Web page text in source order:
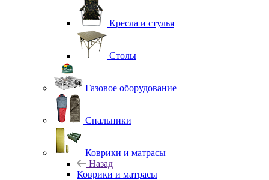
Кресла и стулья
Столы
Газовое оборудование
Спальники
Коврики и матрасы
Назад
Коврики и матрасы